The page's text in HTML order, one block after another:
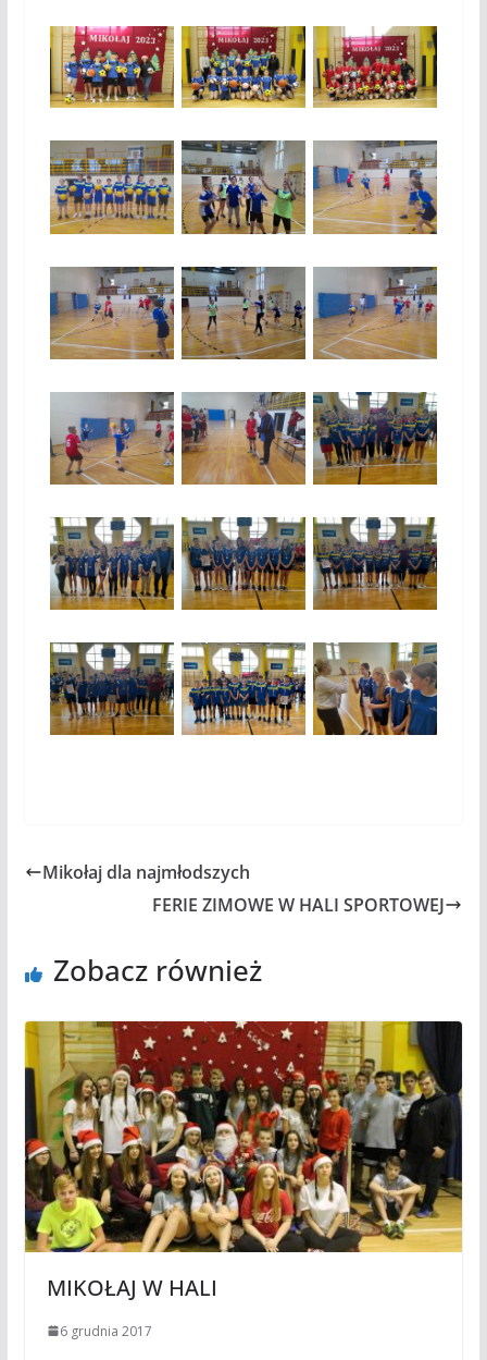
Mikołaj dla najmłodszych
FERIE ZIMOWE W HALI SPORTOWEJ
Zobacz również
MIKOŁAJ W HALI
6 grudnia 2017